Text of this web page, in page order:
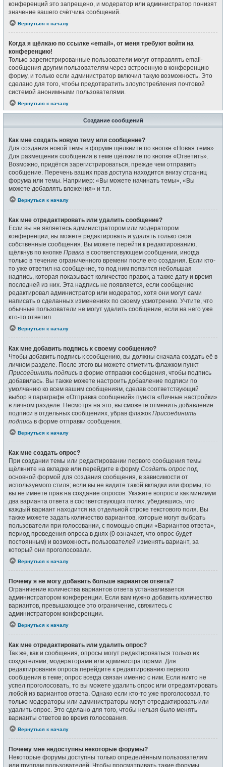
конференций это запрещено, и модератор или администратор понизят
значение вашего счётчика сообщений.
Вернуться к началу
Когда я щёлкаю по ссылке «email», от меня требуют войти на
конференцию!
Только зарегистрированные пользователи могут отправлять email-
сообщения другим пользователям через встроенную в конференцию
форму, и только если администратор включил такую возможность. Это
сделано для того, чтобы предотвратить злоупотребления почтовой
системой анонимными пользователями.
Вернуться к началу
Создание сообщений
Как мне создать новую тему или сообщение?
Для создания новой темы в форуме щёлкните по кнопке «Новая тема».
Для размещения сообщения в теме щёлкните по кнопке «Ответить».
Возможно, придётся зарегистрироваться, прежде чем отправить
сообщение. Перечень ваших прав доступа находится внизу страниц
форума или темы. Например: «Вы можете начинать темы», «Вы
можете добавлять вложения» и т.п.
Вернуться к началу
Как мне отредактировать или удалить сообщение?
Если вы не являетесь администратором или модератором
конференции, вы можете редактировать и удалять только свои
собственные сообщения. Вы можете перейти к редактированию,
щёлкнув по кнопке Правка в соответствующем сообщении, иногда
только в течение ограниченного времени после его создания. Если кто-
то уже ответил на сообщение, то под ним появится небольшая
надпись, которая показывает количество правок, а также дату и время
последней из них. Эта надпись не появляется, если сообщение
редактировал администратор или модератор, хотя они могут сами
написать о сделанных изменениях по своему усмотрению. Учтите, что
обычные пользователи не могут удалить сообщение, если на него уже
кто-то ответил.
Вернуться к началу
Как мне добавить подпись к своему сообщению?
Чтобы добавить подпись к сообщению, вы должны сначала создать её в
личном разделе. После этого вы можете отметить флажком пункт
Присоединить подпись в форме отправки сообщения, чтобы подпись
добавилась. Вы также можете настроить добавление подписи по
умолчанию ко всем вашим сообщениям, сделав соответствующий
выбор в параграфе «Отправка сообщений» пункта «Личные настройки»
в личном разделе. Несмотря на это, вы сможете отменить добавление
подписи в отдельных сообщениях, убрав флажок Присоединить
подпись в форме отправки сообщения.
Вернуться к началу
Как мне создать опрос?
При создании темы или редактировании первого сообщения темы
щёлкните на вкладке или перейдите в форму Создать опрос под
основной формой для создания сообщения, в зависимости от
используемого стиля; если вы не видите такой вкладки или формы, то
вы не имеете прав на создание опросов. Укажите вопрос и как минимум
два варианта ответа в соответствующих полях, убедившись, что
каждый вариант находится на отдельной строке текстового поля. Вы
также можете задать количество вариантов, которые могут выбрать
пользователи при голосовании, с помощью опции «Вариантов ответа»,
период проведения опроса в днях (0 означает, что опрос будет
постоянным) и возможность пользователей изменять вариант, за
который они проголосовали.
Вернуться к началу
Почему я не могу добавить больше вариантов ответа?
Ограничение количества вариантов ответа устанавливается
администратором конференции. Если вам нужно добавить количество
вариантов, превышающее это ограничение, свяжитесь с
администратором конференции.
Вернуться к началу
Как мне отредактировать или удалить опрос?
Так же, как и сообщения, опросы могут редактироваться только их
создателями, модераторами или администраторами. Для
редактирования опроса перейдите к редактированию первого
сообщения в теме; опрос всегда связан именно с ним. Если никто не
успел проголосовать, то вы можете удалить опрос или отредактировать
любой из вариантов ответа. Однако если кто-то уже проголосовал, то
только модераторы или администраторы могут отредактировать или
удалить опрос. Это сделано для того, чтобы нельзя было менять
варианты ответов во время голосования.
Вернуться к началу
Почему мне недоступны некоторые форумы?
Некоторые форумы доступны только определённым пользователям
или группам пользователей. Чтобы просматривать такие форумы,